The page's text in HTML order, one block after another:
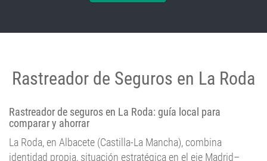
Rastreador de Seguros en La Roda
Rastreador de seguros en La Roda: guía local para
comparar y ahorrar
La Roda, en Albacete (Castilla-La Mancha), combina
identidad propia, situación estratégica en el eje Madrid–